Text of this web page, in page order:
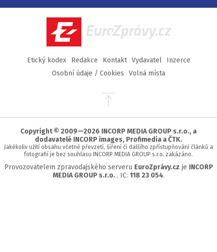
Facebook
TwitterInstagram
YouTube
EuroZprávy.cz
Etický kodex Redakce Kontakt Vydavatel
Inzerce
Osobní údaje / Cookies
Volná místa
Přejít
stránky
Copyright © 2009—2026 INCORP MEDIA GROUP s.r.o., a
dodavatelé INCORP images, Profimedia a ČTK.
Jakékoliv užití obsahu včetně převzetí, šíření či dalšího zpřístupňování článků a
fotografií je bez souhlasu INCORP MEDIA GROUP s.r.o. zakázáno.
Provozovatelem zpravodajského serveru EuroZprávy.cz je INCORP
MEDIA GROUP s.r.o. , IC: 118 23 054.